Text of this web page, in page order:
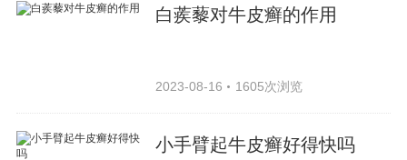
白蒺藜对牛皮癣的作用
2023-08-16 1605次浏览
小手臂起牛皮癣好得快吗